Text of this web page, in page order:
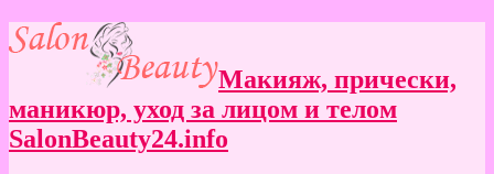
Макияж, прически,
маникюр, уход за лицом и телом
SalonBeauty24.info